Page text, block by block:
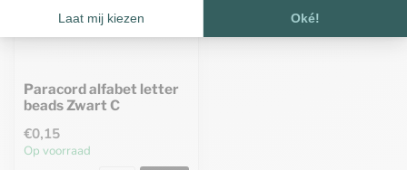
Paracord alfabet letter
beads Zwart C
€0,15
Op voorraad